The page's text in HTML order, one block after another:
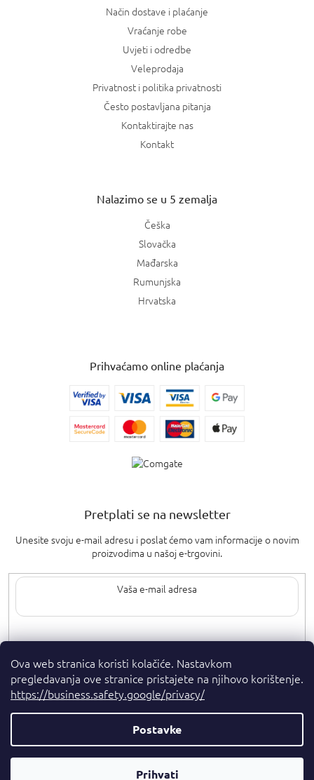
Ova web stranica koristi kolačiće. Nastavkom
pregledavanja ove stranice pristajete na njihovo korištenje.
https://business.safety.google/privacy/
Postavke
Prihvati
Način dostave i plaćanje
Vraćanje robe
Uvjeti i odredbe
Veleprodaja
Privatnost i politika privatnosti
Često postavljana pitanja
Kontaktirajte nas
Kontakt
Nalazimo se u 5 zemalja
Češka
Slovačka
Mađarska
Rumunjska
Hrvatska
Prihvaćamo online plaćanja
Pretplati se na newsletter
Unesite svoju e-mail adresu i poslat ćemo vam informacije o novim
proizvodima u našoj e-trgovini.
Upisom svoje e-pošte pristajete nauvjete privatnosti.
Kreirao Shoptet Premium
Autorska prava 2026Parfumshop.hr. Sva prava pridržana.